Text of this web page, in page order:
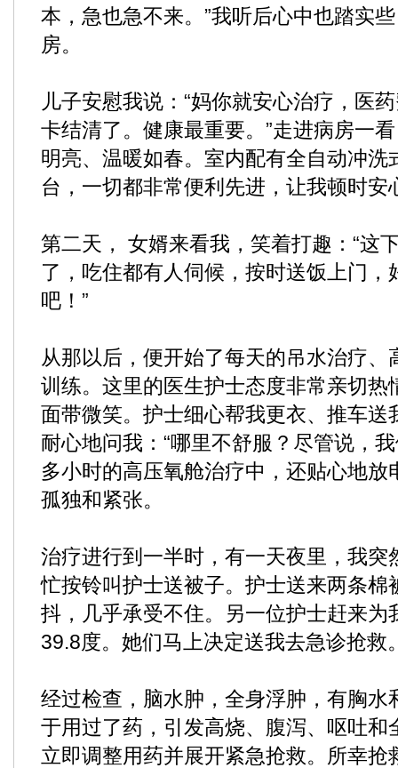
本，急也急不来。”我听后心中也踏实
房。
儿子安慰我说：“妈你就安心治疗，医
卡结清了。健康最重要。”走进病房一
明亮、温暖如春。室内配有全自动冲洗
台，一切都非常便利先进，让我顿时安
第二天， 女婿来看我，笑着打趣：“这
了，吃住都有人伺候，按时送饭上门，
吧！”
从那以后，便开始了每天的吊水治疗
训练。这里的医生护士态度非常亲切热
面带微笑。护士细心帮我更衣、推车送
耐心地问我：“哪里不舒服？尽管说，
多小时的高压氧舱治疗中，还贴心地放
孤独和紧张。
治疗进行到一半时，有一天夜里，我突
忙按铃叫护士送被子。护士送来两条棉
抖，几乎承受不住。另一位护士赶来为
39.8度。她们马上决定送我去急诊抢救
经过检查，脑水肿，全身浮肿，有胸水
于用过了药，引发高烧、腹泻、呕吐和
立即调整用药并展开紧急抢救。所幸抢